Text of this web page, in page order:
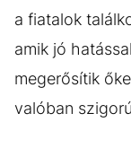
a fiatalok
amik jó
megerősítik
valóban